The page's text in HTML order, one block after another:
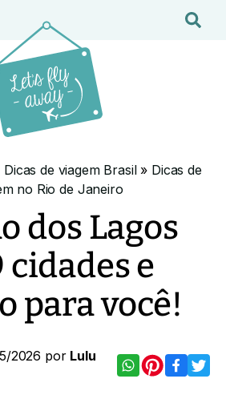
Dicas de viagem Brasil» Dicas de
no Rio de Janeiro
dos Lagos
cidades e
para você!
2026 por Lulu